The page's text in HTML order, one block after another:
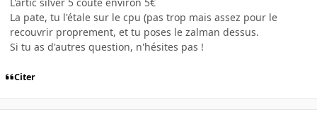
La pate, tu l'étale sur le cpu (pas trop mais assez pour le
recouvrir proprement, et tu poses le zalman dessus.
Si tu as d'autres question, n'hésites pas !
Citer